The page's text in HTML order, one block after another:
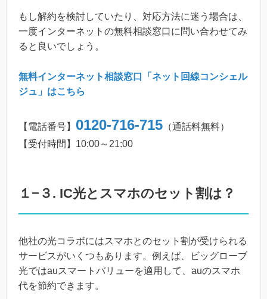
もし解約を検討していたり、対応方法に迷う場合は、
一度インターネットの無料相談窓口に問い合わせてみ
ると良いでしょう。
無料インターネット相談窓口「ネット回線コンシェル
ジュ」はこちら
【電話番号】 0120-716-715 （通話料無料）
【受付時間】10:00～21:00
１−３. IC光とスマホのセット割は？
他社の光コラボにはスマホとのセット割が受けられる
サービスがいくつもあります。例えば、ビッグローブ
光ではauスマートバリューを適用して、auのスマホ
代を節約できます。